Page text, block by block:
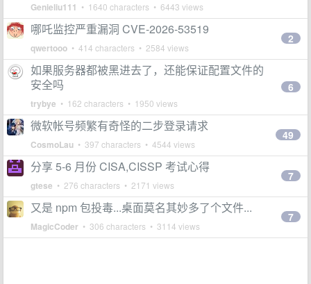
Genieliu111 • 1640 characters • 6443 views
哪吒监控严重漏洞 CVE-2026-53519
qwertooo • 414 characters • 2584 views
2
如果服务器都被黑进去了，还能保证配置文件的
安全吗
trybye • 162 characters • 1950 views
6
微软帐号频繁有奇怪的二步登录请求
CosmoLau • 397 characters • 4544 views
49
分享 5-6 月份 CISA,CISSP 考试心得
gtese • 276 characters • 2171 views
7
又是 npm 包投毒...桌面莫名其妙多了个文件...
MagicCoder • 306 characters • 3114 views
7